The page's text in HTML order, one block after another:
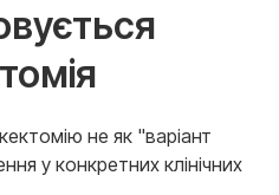
не як "варіант
у конкретних клінічних